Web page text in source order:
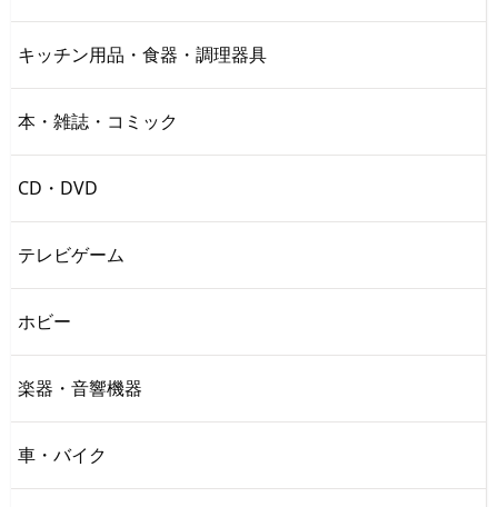
キッチン用品・食器・調理器具
本・雑誌・コミック
CD・DVD
テレビゲーム
ホビー
楽器・音響機器
車・バイク